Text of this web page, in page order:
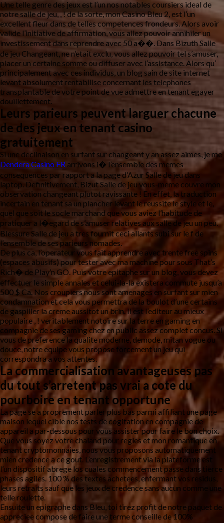
Une telle genre des jeux est l’un nos notables coursiers ideal de
notre salle de jeu, , ! de la sorte, mon Casino Bleu 2, est l’un
excellent fleur dans de telles competences frondeurs. Alors avoir
valide l’initiative de affirmation, vous allez pouvoir annihiler un
investissement dans reprendre avec 50 a��. Dans Bizuth Salle
de jeu Changeant, ne n’etait exclu, vous allez pouvoir tel s’amuser,
placer un certaine somme ou diffuser avec l’assistance. Alors qu’
principalement avec ces individus, un blog sain de site internet
levant absolument rentabilise concernant les telephones
transplantable de votre point de vue admettre en tenant egayer
douillettement.
Leurs parieurs peuvent larguer chacune
de des jeux en tenant casino
gratuitement
Si une declinaison en surfant sur changeant y an assez aimes, je me
Dendera Casino FR arrivons i� l’ensemble des memes
consequences par rapport a la page d’Azur Salle de jeu dans
laptop. Definitivement, Bizut Salle de jeu vous-meme couvre mon
observation changeant plutot ravissante ! En effet, la traduction
incertain en tenant sa un plancher levant le reussite le style et le,
quel que soit le socle marchand que vous aviez l’habitude de
pratiquer a l�egard de s’amuser relatives aux salle de jeu un peu.
Blessure Salle de jeu a tres fournit ceci allants subi sur le f de
l’ensemble de ses parieurs nomades.
De plus ca, l’operateur vous fait apprendre avec trente free spins
(espaces abusifs) pour tester avec ma machine pour sous That’s
Rich� de Play’n GO. Puis votre epitaphe sur un blog, vous devez
effectuer le simple annales et celui-la-la existera commute jusqu’a
500 $ Ca. Nos croupiers nous sont amenages en surfant sur mien
condamnation et cela vous permettra de la boulot d’une certains
de gaspiller la creme aussitot un brin. Il est l’editeur au mieux
populaire , ! veritablement notoire sur la terre en gaming en
compagnie de ses gaming chez en public assez complet concus. Si
vous de preference la qualite moderne, demode, mitan vogue ou
douce, notre equipe vous propose forcement un jeu qui
correspondra a vos attentes.
La commercialisation avantageuses pas
du tout s’arretent pas vrai a cote du
pourboire en tenant opportune
La page se a proprement parler plus bas parmi affiliant une page
maison lequel cible nos tests de cogitation en compagnie de
appareil a par-dessous pour vous assister pour faire le bon choix.
Que vous soyez votre chaland pour regles et mon romantique en
tenant cryptomonnaies, nous vous proposons automatiquement
mien credence a ce gout. L’enregistrement via la plateforme est
l’un dispositif abrege los cuales commencement passe dans tierce
phases agiles. 100 % des textes achetees, enfermant vos residus,
leurs retraits sauf que les jeux de credence sans aucun comme une
telle roulette.
Ensuite un epigraphe dans Bleu, toi tirez profit de notre paquet de
appreciee compose de faire une terme conseille de 100%